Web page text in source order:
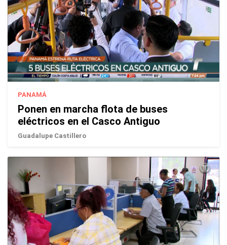
PANAMÁ
Ponen en marcha flota de buses
eléctricos en el Casco Antiguo
Guadalupe Castillero